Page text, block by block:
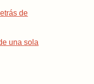
de
una sola